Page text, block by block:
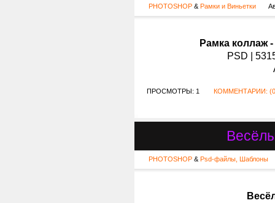
PHOTOSHOP & Рамки и Виньетки
Рамка коллаж
PSD |
ПРОСМОТРЫ: 1 КОММЕНТАРИИ:
PHOTOSHOP & Psd-файлы, Шаблоны